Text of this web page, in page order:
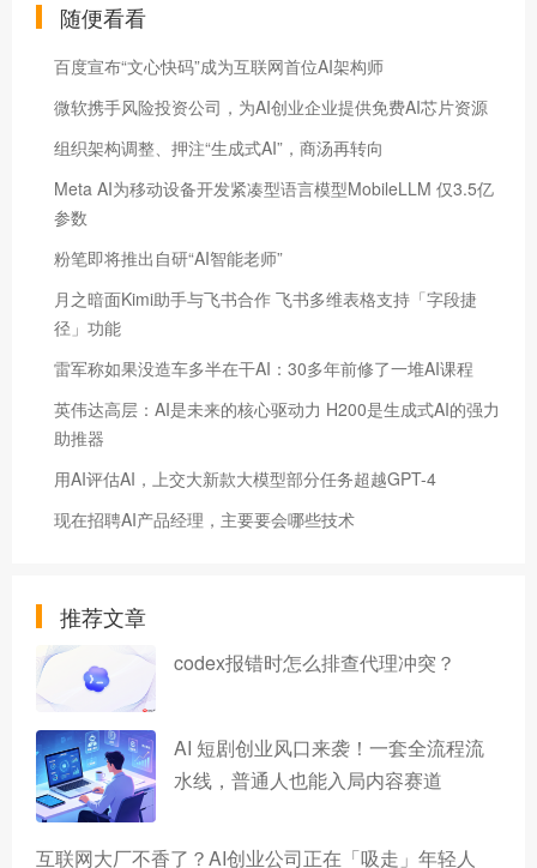
随便看看
百度宣布“文心快码”成为互联网首位AI架构师
微软携手风险投资公司，为AI创业企业提供免费AI芯片资源
组织架构调整、押注“生成式AI”，商汤再转向
Meta AI为移动设备开发紧凑型语言模型MobileLLM 仅3.5亿
参数
粉笔即将推出自研“AI智能老师”
月之暗面Kimi助手与飞书合作 飞书多维表格支持「字段捷
径」功能
雷军称如果没造车多半在干AI：30多年前修了一堆AI课程
英伟达高层：AI是未来的核心驱动力 H200是生成式AI的强力
助推器
用AI评估AI，上交大新款大模型部分任务超越GPT-4
现在招聘AI产品经理，主要要会哪些技术
推荐文章
codex报错时怎么排查代理冲突？
AI 短剧创业风口来袭！一套全流程流
水线，普通人也能入局内容赛道
互联网大厂不香了？AI创业公司正在「吸走」年轻人